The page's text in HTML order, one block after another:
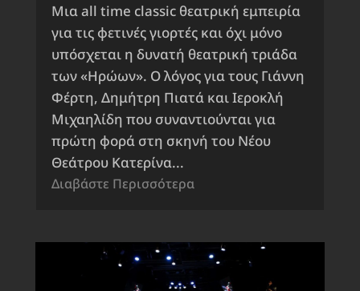
Μια all time classic θεατρική εμπειρία
για τις φετινές γιορτές και όχι μόνο
υπόσχεται η δυνατή θεατρική τριάδα
των «Ηρώων». Ο λόγος για τους Γιάννη
Φέρτη, Δημήτρη Πιατά και Ιεροκλή
Μιχαηλίδη που συναντιούνται για
πρώτη φορά στη σκηνή του Νέου
Θεάτρου Κατερίνα...
Διαβάστε Περισσότερα